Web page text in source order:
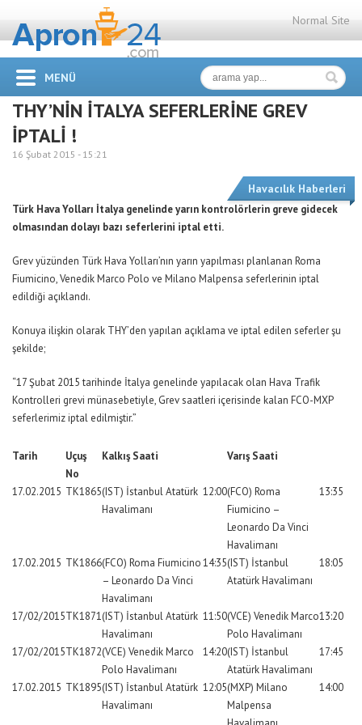
Normal Site
MENÜ
THY’NİN İTALYA SEFERLERİNE GREV
İPTALİ !
16 Şubat 2015 - 15:21
Havacılık Haberleri
Türk Hava Yolları İtalya genelinde yarın kontrolörlerin greve gidecek
olmasından dolayı bazı seferlerini iptal etti.
Grev yüzünden Türk Hava Yolları’nın yarın yapılması planlanan Roma
Fiumicino, Venedik Marco Polo ve Milano Malpensa seferlerinin iptal
edildiği açıklandı.
Konuya ilişkin olarak THY’den yapılan açıklama ve iptal edilen seferler şu
şekilde;
“17 Şubat 2015 tarihinde İtalya genelinde yapılacak olan Hava Trafik
Kontrolleri grevi münasebetiyle, Grev saatleri içerisinde kalan FCO-MXP
seferlerimiz iptal edilmiştir.”
Tarih
Uçuş
No
Kalkış Saati Varış Saati
17.02.2015 TK1865(IST) İstanbul Atatürk
Havalimanı
12:00(FCO) Roma
Fiumicino –
Leonardo Da Vinci
Havalimanı
13:35
17.02.2015 TK1866(FCO) Roma Fiumicino
– Leonardo Da Vinci
Havalimanı
14:35(IST) İstanbul
Atatürk Havalimanı
18:05
17/02/2015TK1871(IST) İstanbul Atatürk
Havalimanı
11:50(VCE) Venedik Marco
Polo Havalimanı
13:20
17/02/2015TK1872(VCE) Venedik Marco
Polo Havalimanı
14:20(IST) İstanbul
Atatürk Havalimanı
17:45
17.02.2015 TK1895(IST) İstanbul Atatürk
Havalimanı
12:05(MXP) Milano
Malpensa
14:00